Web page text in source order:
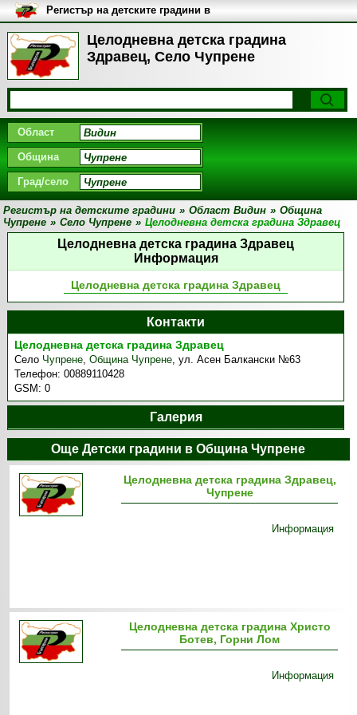
Целодневна детска градина
Здравец, Село Чупрене
Регистър на детските градини в
България
Област
Община
Град/село
Регистър на детските градини » Област Видин » Община
Чупрене » Село Чупрене » Целодневна детска градина Здравец
Целодневна детска градина Здравец
Информация
Целодневна детска градина Здравец
Контакти
Целодневна детска градина Здравец
Село Чупрене,Община Чупрене,ул. Асен Балкански №63
Телефон:00889110428
GSM:0
Галерия
Още Детски градини в Община Чупрене
Целодневна детска градина Здравец,
Чупрене
Информация
Целодневна детска градина Христо
Ботев, Горни Лом
Информация